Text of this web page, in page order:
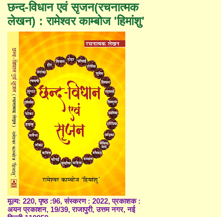
छन्द-विधान एवं सृजन(रचनात्मक
लेखन) : रामेश्वर काम्बोज 'हिमांशु'
मूल्य: 220, पृष्ठ :96, संस्करण : 2022, प्रकाशक :
अयन प्रकाशन, 19/39, राजापुरी, उत्तम नगर, नई